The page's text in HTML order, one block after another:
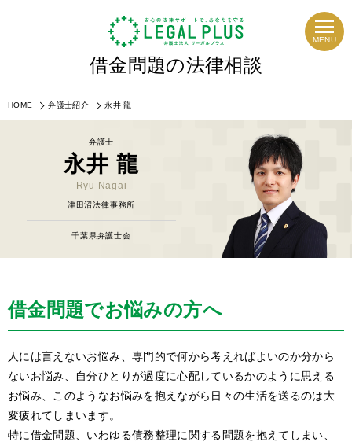
借金問題の法律相談
MENU
HOME 弁護士紹介 永井 龍
弁護士
永井 龍
Ryu Nagai
津田沼法律事務所
千葉県弁護士会
借金問題でお悩みの方へ
人には言えないお悩み、専門的で何から考えればよいのか分から
ないお悩み、自分ひとりが過度に心配しているかのように思える
お悩み、このようなお悩みを抱えながら日々の生活を送るのは大
変疲れてしまいます。
特に借金問題、いわゆる債務整理に関する問題を抱えてしまい、